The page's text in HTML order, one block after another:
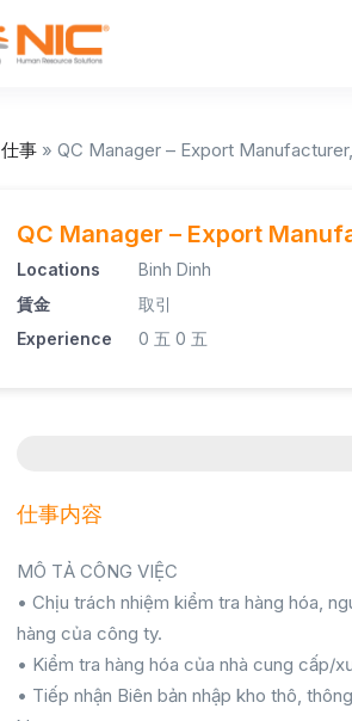
仕事 » QC Manager – Export
QC Manager – Export
Locations
Binh Dinh
賃金
取引
Experience
0 五 0 五
仕事内容
MÔ TẢ CÔNG VIỆC
• Chịu trách nhiệm kiểm tra hàng hóa,
hàng của công ty.
• Kiểm tra hàng hóa của nhà cung cấp/
• Tiếp nhận Biên bản nhập kho thô,